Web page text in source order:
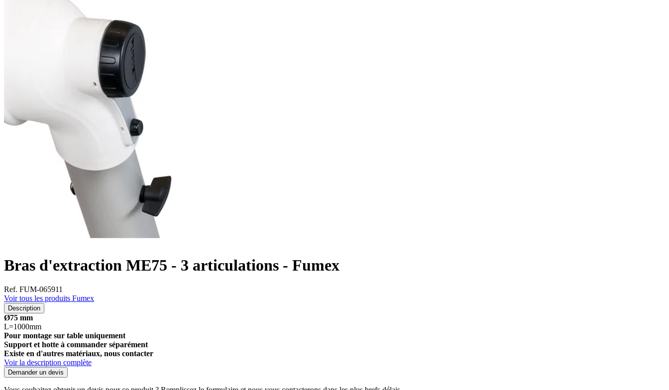
Bras d'extraction ME75 - 3 articulations - Fumex
Ref. FUM-065911
Voir tous les produits Fumex
Description
Ø75 mm
L=1000mm
Pour montage sur table uniquement
Support et hotte à commander séparément
Existe en d'autres matériaux, nous contacter
Voir la description complète
Demander un devis